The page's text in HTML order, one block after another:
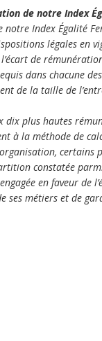
de notre Index
Index Égalité
légales en
de
dans chacune
de la taille de
dix plus hautes
à la méthode de
constatée
en faveur
ses métiers et de